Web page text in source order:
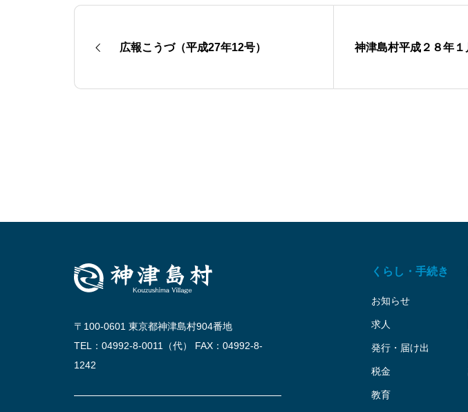
広報こうづ（平成27年12号） 神津島村平成２８年１
くらし・手続き
お知らせ
求人
発行・届け出
税金
教育
〒100-0601 東京都神津島村904番地
TEL：04992-8-0011（代） FAX：04992-8-
1242